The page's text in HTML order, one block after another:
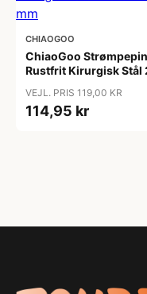
CHIAOGOO
ChiaoGoo
Rustfrit Kirurgisk Stål
VEJL. PRIS 119,00 KR
114,95 kr